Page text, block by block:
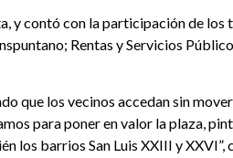
y contó con la participación de
Rentas y Servicios
que los vecinos accedan sin
para poner en valor la plaza,
los barrios San Luis XXIII y